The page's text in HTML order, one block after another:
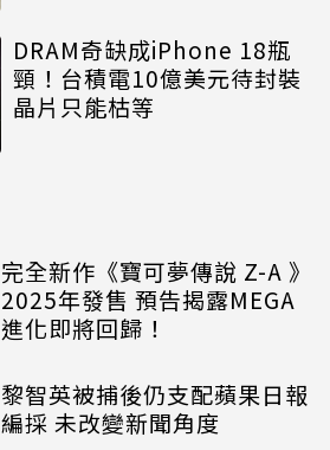
DRAM奇缺成iPhone 18瓶
頸！台積電10億美元待封裝
晶片只能枯等
完全新作《寶可夢傳說 Z-A 》
2025年發售 預告揭露MEGA
進化即將回歸！
黎智英被捕後仍支配蘋果日報
編採 未改變新聞角度